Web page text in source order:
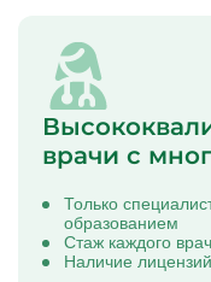
врачи с
Только
образованием
Стаж каждого
Наличие